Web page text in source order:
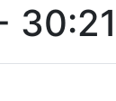
30:21